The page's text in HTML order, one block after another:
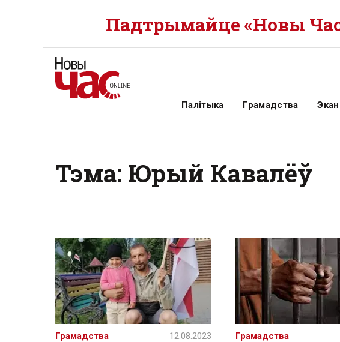
Падтрымайце «Новы
Палітыка Грамадства
Тэма: Юрый Кавалёў
Грамадства 12.08.2023 Грамадства